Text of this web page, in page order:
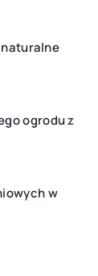
ogrodu z
w